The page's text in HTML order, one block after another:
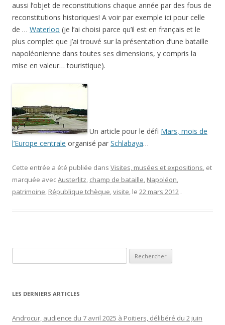
aussi l’objet de reconstitutions chaque année par des fous de
reconstitutions historiques! A voir par exemple ici pour celle
de … Waterloo (je l’ai choisi parce qu’il est en français et le
plus complet que j’ai trouvé sur la présentation d’une bataille
napoléonienne dans toutes ses dimensions, y compris la
mise en valeur… touristique).
Un article pour le défi Mars, mois de
l’Europe centrale organisé par Schlabaya…
Cette entrée a été publiée dans Visites, musées et expositions, et
marquée avecAusterlitz, champ de bataille, Napoléon,
patrimoine, République tchèque,visite, le 22 mars 2012 .
LES DERNIERS ARTICLES
Androcur, audience du 7 avril 2025 à Poitiers, délibéré du 2 juin